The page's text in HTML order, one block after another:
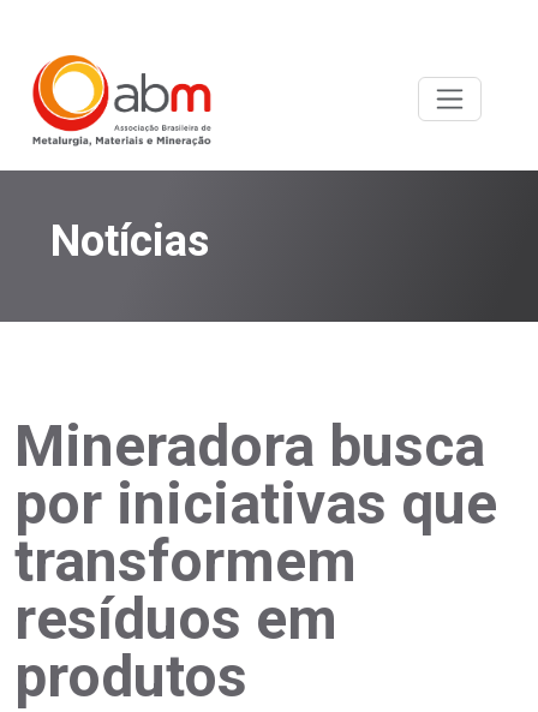
Notícias
Mineradora busca
por iniciativas que
transformem
resíduos em
produtos